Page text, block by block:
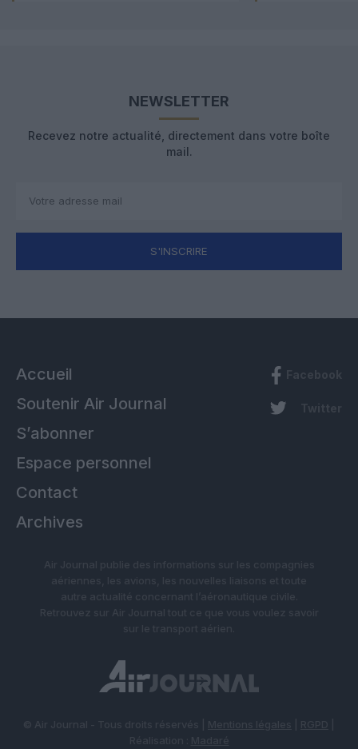
NEWSLETTER
Recevez notre actualité, directement dans votre boîte
mail.
S'INSCRIRE
Accueil
Soutenir Air Journal
S’abonner
Espace personnel
Contact
Archives